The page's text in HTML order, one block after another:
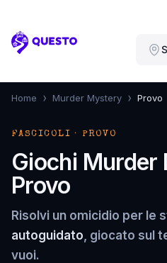
Questo
Home › Murder Mystery › Provo
FASCICOLI · PROVO
Giochi Murder
Provo
Risolvi un omicidio per le
autoguidato, giocato sul
vuoi.